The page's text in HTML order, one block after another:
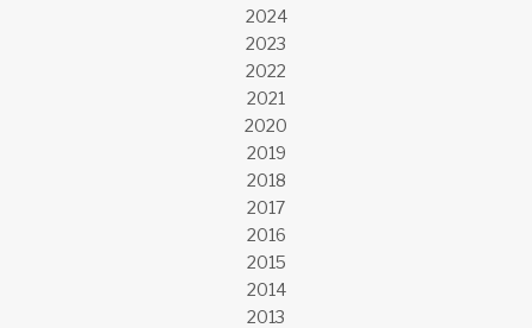
2024
2023
2022
2021
2020
2019
2018
2017
2016
2015
2014
2013